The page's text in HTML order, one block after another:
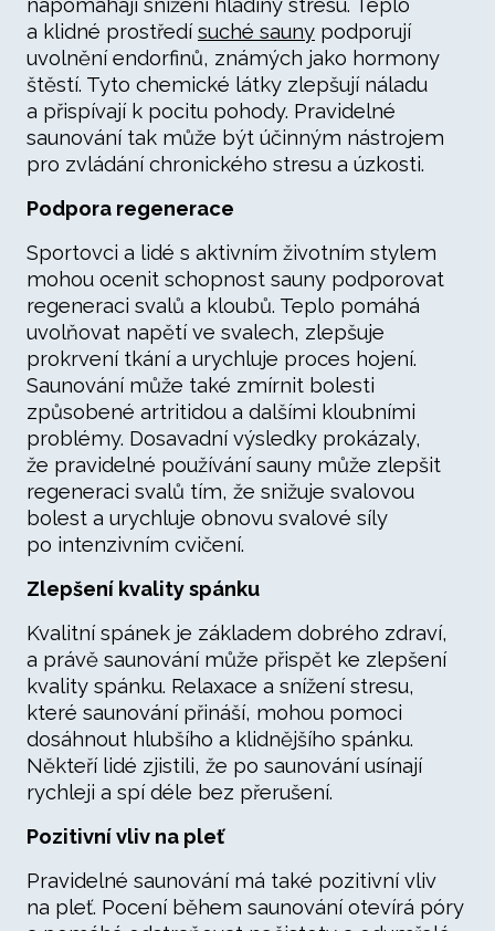
napomáhají snížení hladiny stresu. Teplo
a klidné prostředísuché sauny podporují
uvolnění endorfinů, známých jako hormony
štěstí. Tyto chemické látky zlepšují náladu
a přispívají k pocitu pohody. Pravidelné
saunování tak může být účinným nástrojem
pro zvládání chronického stresu a úzkosti.
Podpora regenerace
Sportovci a lidé s aktivním životním stylem
mohou ocenit schopnost sauny podporovat
regeneraci svalů a kloubů. Teplo pomáhá
uvolňovat napětí ve svalech, zlepšuje
prokrvení tkání a urychluje proces hojení.
Saunování může také zmírnit bolesti
způsobené artritidou a dalšími kloubními
problémy. Dosavadní výsledky prokázaly,
že pravidelné používání sauny může zlepšit
regeneraci svalů tím, že snižuje svalovou
bolest a urychluje obnovu svalové síly
po intenzivním cvičení.
Zlepšení kvality spánku
Kvalitní spánek je základem dobrého zdraví,
a právě saunování může přispět ke zlepšení
kvality spánku. Relaxace a snížení stresu,
které saunování přináší, mohou pomoci
dosáhnout hlubšího a klidnějšího spánku.
Někteří lidé zjistili, že po saunování usínají
rychleji a spí déle bez přerušení.
Pozitivní vliv na pleť
Pravidelné saunování má také pozitivní vliv
na pleť. Pocení během saunování otevírá póry